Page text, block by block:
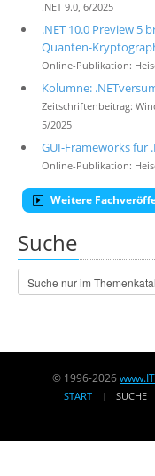
.NET 9.0, 6/2025
.NET 10.0 Preview 5
Quanten-
Online-Publikation:
Kolumne:
Zeitschriftenbeitrag:
5/2025
GUI-Frameworks für
Online-Publikation:
Weitere
Suche
© 1996-2026
START SUCHE